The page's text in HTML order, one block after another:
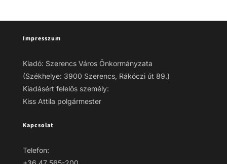
Impresszum
Kiadó: Szerencs Város Önkormányzata
(Székhelye: 3900 Szerencs, Rákóczi út 89.)
Kiadásért felelős személy:
Kiss Attila polgármester
Kapcsolat
Telefon: